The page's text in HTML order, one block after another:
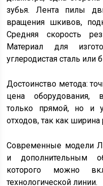
зубья. Лента пилы
вращения шкивов,
Средняя скорость
Материал для
углеродистая сталь или
Достоинство метода:
цена оборудования,
только прямой, но и
отходов, так как ширина
Современные модели
и дополнительным
которого можно
технологической линии.